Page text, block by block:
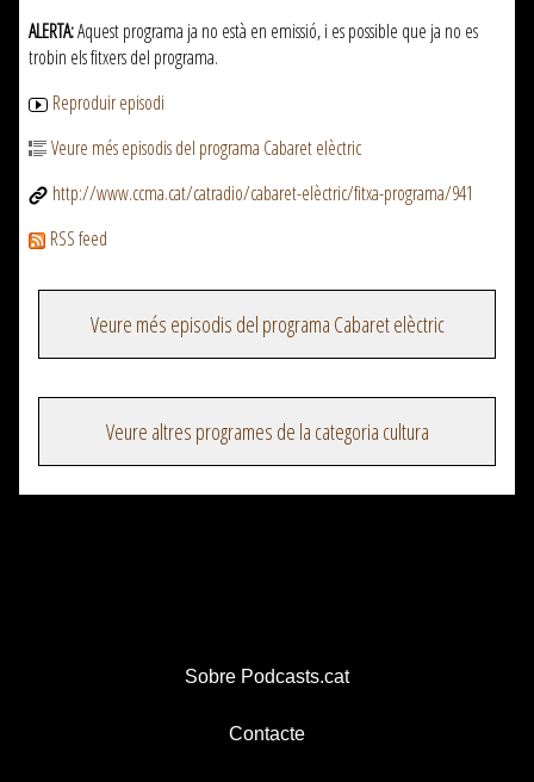
ALERTA:Aquest programa ja no està en emissió, i es possible que ja no es
trobin els fitxers del programa.
Reproduir episodi
Veure més episodis del programa Cabaret elèctric
http://www.ccma.cat/catradio/cabaret-elèctric/fitxa-programa/941
RSS feed
Veure més episodis del programa Cabaret elèctric
Veure altres programes de la categoria cultura
Sobre Podcasts.cat
Contacte